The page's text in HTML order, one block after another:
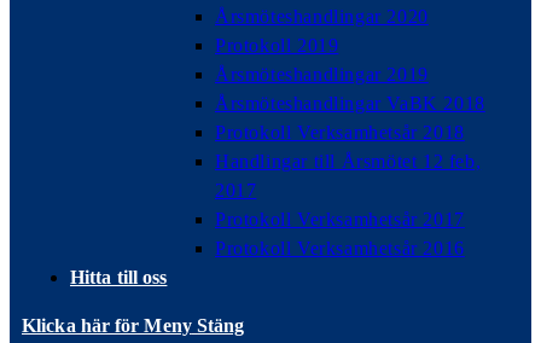
Årsmöteshandlingar 2020
Protokoll 2019
Årsmöteshandlingar 2019
Årsmöteshandlingar VaBK 2018
Protokoll Verksamhetsår 2018
Handlingar till Årsmötet 12 feb,
2017
Protokoll Verksamhetsår 2017
Protokoll Verksamhetsår 2016
Hitta till oss
Klicka här för Meny Stäng